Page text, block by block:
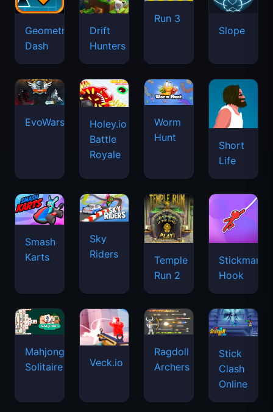
Geometry
Dash
Drift
Hunters
Run 3
Slope
EvoWars.io
Holey.io
Battle
Royale
Worm
Hunt
Short
Life
Smash
Karts
Sky
Riders
Temple
Run 2
Stickman
Hook
Mahjongg
Solitaire
Veck.io
Ragdoll
Archers
Stick
Clash
Online